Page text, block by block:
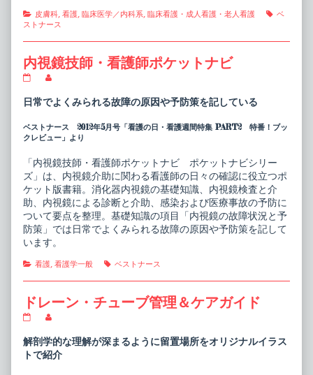
Categories
皮膚科, 看護, 臨床医学／内科系, 臨床看護・成人看護・老人看護 Tags
ベ
ストナース
内視鏡技師・看護師ポケットナビ
鏡
技
看
護
ポ
ッ
ト
ビ
published
on
posts
by
author
of
視
技
師・
看
護
師
ポ
ケ
ト
日常でよくみられる故障の原因や予防策を記している
ベストナース 2012年5月号「看護の日・看護週間特集 PART2 特番！ブッ
クレビュー」より
「内視鏡技師・看護師ポケットナビ ポケットナビシリー
ズ」は、内視鏡介助に関わる看護師の日々の確認に役立つポ
ケット版書籍。消化器内視鏡の基礎知識、内視鏡検査と介
助、内視鏡による診断と介助、感染および医療事故の予防に
ついて要点を整理。基礎知識の項目「内視鏡の故障状況と予
防策」では日常でよくみられる故障の原因や予防策を記して
います。
Categories
看護, 看護学一般 Tags
ベストナース
ドレーン・チューブ管理＆ケアガイド
ー
ン・
チ
posts
by
the
解剖学的な理解が深まるように留置場所をオリジナルイラス
トで紹介